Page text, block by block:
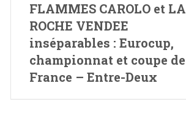
FLAMMES CAROLO et LA
ROCHE VENDEE
inséparables : Eurocup,
championnat et coupe de
France – Entre-Deux